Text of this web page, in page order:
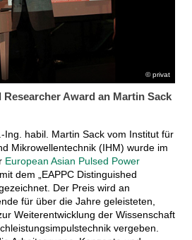
privat
Award an Martin Sack
Ing. habil. Martin Sack vom Institut für
Mikrowellentechnik (IHM) wurde im
European Asian Pulsed Power
mit dem „EAPPC Distinguished
Der Preis wird an
für über die Jahre geleisteten,
Weiterentwicklung der Wissenschaft
vergeben.